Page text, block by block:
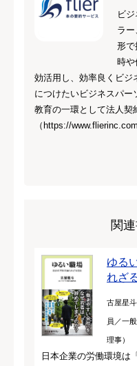
ビ
ラ
形で
時や
効活用し、効率良くビジ
につけたいビジネスパー
教育の一環として法人契
（https://
関
ゆる
れざ
古屋星
員／一
理事）
日本企業の労働環境は